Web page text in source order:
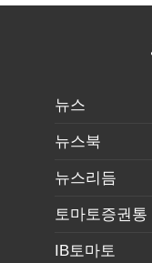
누적 피해자
뉴스
뉴스북
뉴스리듬
토마토증권통
IB토마토